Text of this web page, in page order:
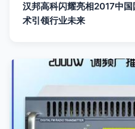
汉邦高科闪耀亮相2017中
术引领行业未来